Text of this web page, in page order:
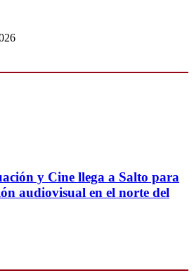
y Cine llega a Salto para
audiovisual en el norte del